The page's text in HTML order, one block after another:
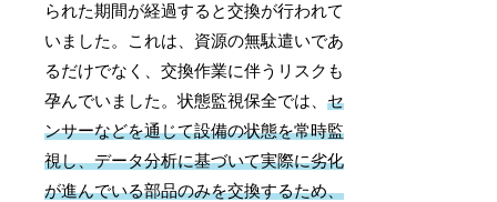
られた期間が経過すると交換が行われて
いました。これは、資源の無駄遣いであ
るだけでなく、交換作業に伴うリスクも
孕んでいました。状態監視保全では、セ
ンサーなどを通じて設備の状態を常時監
視し、データ分析に基づいて実際に劣化
が進んでいる部品のみを交換するため、